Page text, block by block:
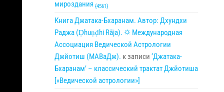
мироздания {4561}
Книга Джатака-Бхаранам. Автор: Дхундхи
Раджа (Ḍhuṇḍhi Rāja). 🌣 Международная
Ассоциация Ведической Астрологии
Джйотиш (МАВаДж). к записи ‘Джатака-
Бхаранам’ – классический трактат Джйотиша
[«Ведической астрологии»]